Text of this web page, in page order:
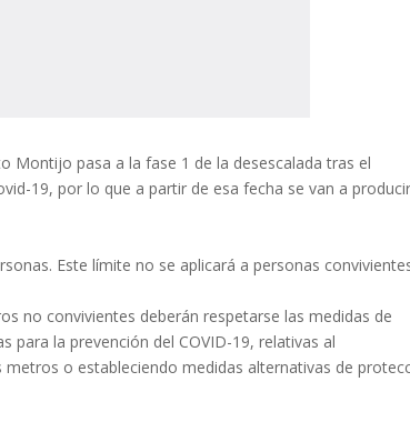
Montijo pasa a la fase 1 de la desescalada tras el
19, por lo que a partir de esa fecha se van a producir
Este límite no se aplicará a personas
no convivientes deberán respetarse las medidas de
para la prevención del COVID-19, relativas al
o estableciendo medidas alternativas de